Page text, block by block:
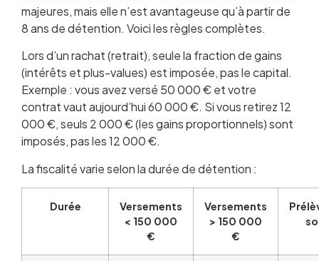
majeures, mais elle n’est avantageuse qu’à partir de
8 ans de détention. Voici les règles complètes.
Lors d’un rachat (retrait), seule la fraction de gains
(intérêts et plus-values) est imposée, pas le capital.
Exemple : vous avez versé 50 000 € et votre
contrat vaut aujourd’hui 60 000 €. Si vous retirez 12
000 €, seuls 2 000 € (les gains proportionnels) sont
imposés, pas les 12 000 €.
La fiscalité varie selon la durée de détention :
Durée
Versements
< 150 000
€
Versements
> 150 000
€